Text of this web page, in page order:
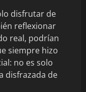
disfrutar de
reflexionar
real, podrían
siempre hizo
no es solo
disfrazada de